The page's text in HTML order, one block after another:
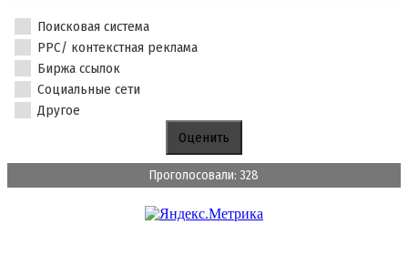
Поисковая система
PPC/ контекстная реклама
Биржа ссылок
Социальные сети
Другое
Проголосовали: 328